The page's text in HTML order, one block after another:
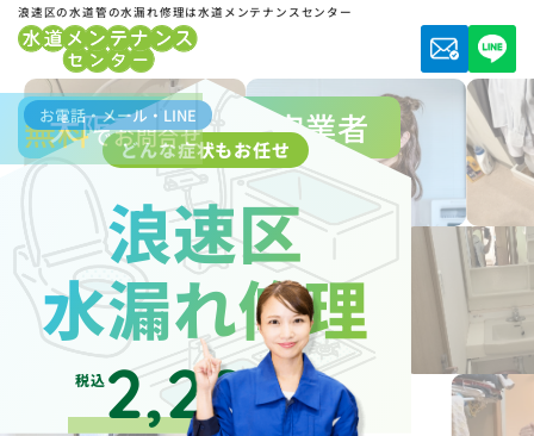
浪速区の水道管の水漏れ修理は水道メンテナンスセンター
大阪市水道局指定業者
どんな症状もお任せ
浪速区
水漏れ修理
税込2,200円～
お電話・メール・LINE
無料でお問合せ